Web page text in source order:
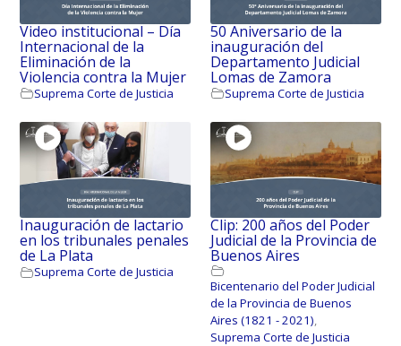
Video institucional – Día
Internacional de la
Eliminación de la
Violencia contra la Mujer
Suprema Corte de Justicia
50 Aniversario de la
inauguración del
Departamento Judicial
Lomas de Zamora
Suprema Corte de Justicia
Inauguración de lactario
en los tribunales penales
de La Plata
Suprema Corte de Justicia
Clip: 200 años del Poder
Judicial de la Provincia de
Buenos Aires
Bicentenario del Poder Judicial
de la Provincia de Buenos
Aires (1821 - 2021),
Suprema Corte de Justicia